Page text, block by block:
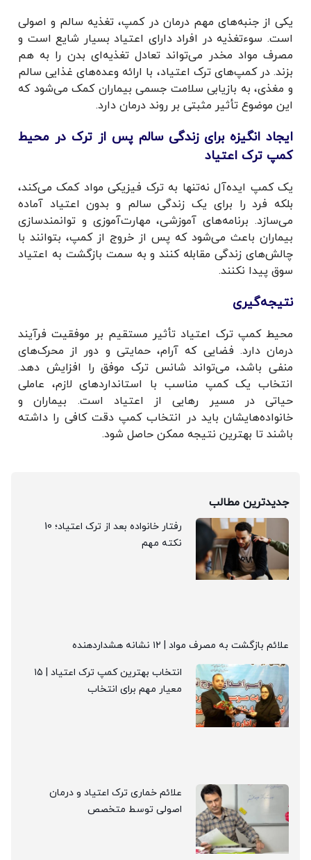
یکی از جنبه‌های مهم درمان در کمپ، تغذیه سالم و اصولی
است. سوءتغذیه در افراد دارای اعتیاد بسیار شایع است و
مصرف مواد مخدر می‌تواند تعادل تغذیه‌ای بدن را به هم
بزند. در کمپ‌های ترک اعتیاد، با ارائه وعده‌های غذایی سالم
و مغذی، به بازیابی سلامت جسمی بیماران کمک می‌شود که
این موضوع تأثیر مثبتی بر روند درمان دارد.
ایجاد انگیزه برای زندگی سالم پس از ترک در محیط
کمپ ترک اعتیاد
یک کمپ ایده‌آل نه‌تنها به ترک فیزیکی مواد کمک می‌کند،
بلکه فرد را برای یک زندگی سالم و بدون اعتیاد آماده
می‌سازد. برنامه‌های آموزشی، مهارت‌آموزی و توانمندسازی
بیماران باعث می‌شود که پس از خروج از کمپ، بتوانند با
چالش‌های زندگی مقابله کنند و به سمت بازگشت به اعتیاد
سوق پیدا نکنند.
نتیجه‌گیری
محیط کمپ ترک اعتیاد تأثیر مستقیم بر موفقیت فرآیند
درمان دارد. فضایی که آرام، حمایتی و دور از محرک‌های
منفی باشد، می‌تواند شانس ترک موفق را افزایش دهد.
انتخاب یک کمپ مناسب با استانداردهای لازم، عاملی
حیاتی در مسیر رهایی از اعتیاد است. بیماران و
خانواده‌هایشان باید در انتخاب کمپ دقت کافی را داشته
باشند تا بهترین نتیجه ممکن حاصل شود.
جدیدترین مطالب
رفتار خانواده بعد از ترک اعتیاد؛ 10
نکته مهم
علائم بازگشت به مصرف مواد | ۱۲ نشانه هشداردهنده
انتخاب بهترین کمپ ترک اعتیاد | ۱۵
معیار مهم برای انتخاب
علائم خماری ترک اعتیاد و درمان
اصولی توسط متخصص